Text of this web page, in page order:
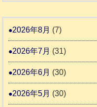
2026年8月 (7)
2026年7月 (31)
2026年6月 (30)
2026年5月 (30)